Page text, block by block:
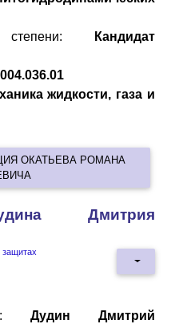
Кандидат
жидкости, газа и
ОКАТЬЕВА РОМАНА
Дмитрия
Дудин Дмитрий